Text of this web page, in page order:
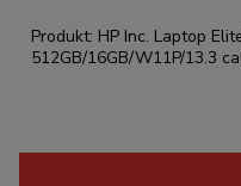
Produkt: HP Inc. Laptop
512GB/16GB/W11P/13.3